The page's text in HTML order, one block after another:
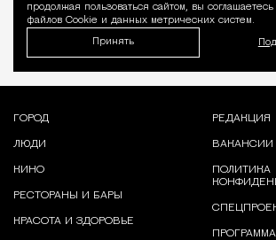
продолжая пользоваться сайтом, вы соглашаетесь
файлов Cookie и данных метрических систем.
Принять
ГОРОД
ЛЮДИ
КИНО
РЕСТОРАНЫ И БАРЫ
КРАСОТА И ЗДОРОВЬЕ
РЕДАКЦИЯ
ВАКАНСИИ
ПОЛИТИКА